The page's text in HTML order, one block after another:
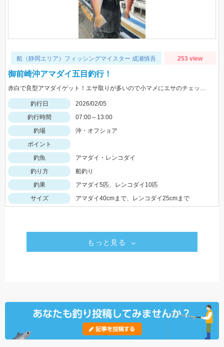
船（静岡エリア）フィッシングマイスター 成瀬慎吾 253 view
御前崎沖アマダイ五目釣行！
赤白で良型アマダイゲット！エサ取りが多いので小マメにエサのチェックをしましょう。
釣行日
2026/02/05
釣行時間
07:00～13:00
釣場
沖・オフショア
ポイント
釣魚
アマダイ・レンコダイ
釣り方
船釣り
釣果
アマダイ5匹、レンコダイ10匹
サイズ
アマダイ40cmまで、レンコダイ25cmまで
もっと見る